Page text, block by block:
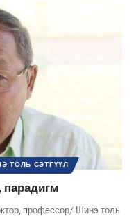
ТОЛЬ СЭТГҮҮЛ
профессор/ Шинэ толь